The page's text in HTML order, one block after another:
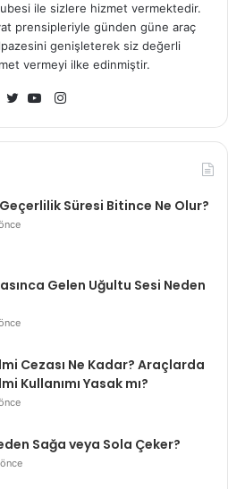
ile sizlere hizmet vermektedir.
prensipleriyle günden güne araç
genişleterek siz değerli
vermeyi ilke edinmiştir.
b
w
t
e
o
u
I
s
g
Süresi Bitince Ne Olur?
Gelen Uğultu Sesi Neden
Cezası Ne Kadar? Araçlarda
Kullanımı Yasak mı?
Sağa veya Sola Çeker?